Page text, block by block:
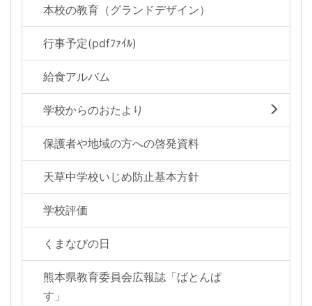
本校の教育（グランドデザイン）
行事予定(pdfﾌｧｲﾙ)
給食アルバム
学校からのおたより
保護者や地域の方への啓発資料
天草中学校いじめ防止基本方針
学校評価
くまなびの日
熊本県教育委員会広報誌「ばとんぱ
す」